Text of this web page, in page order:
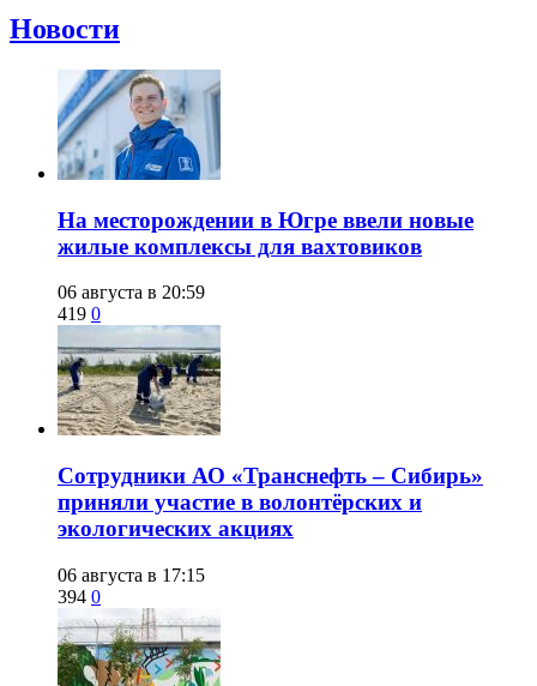
Новости
​На месторождении в Югре ввели новые
жилые комплексы для вахтовиков
06 августа в 20:59
419 0
Сотрудники АО «Транснефть – Сибирь»
приняли участие в волонтёрских и
экологических акциях
06 августа в 17:15
394 0